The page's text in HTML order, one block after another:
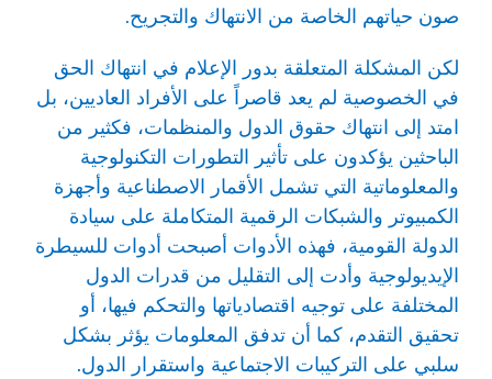
صون حياتهم الخاصة من الانتهاك والتجريح.
لكن المشكلة المتعلقة بدور الإعلام في انتهاك الحق
في الخصوصية لم يعد قاصراً على الأفراد العاديين، بل
امتد إلى انتهاك حقوق الدول والمنظمات، فكثير من
الباحثين يؤكدون على تأثير التطورات التكنولوجية
والمعلوماتية التي تشمل الأقمار الاصطناعية وأجهزة
الكمبيوتر والشبكات الرقمية المتكاملة على سيادة
الدولة القومية، فهذه الأدوات أصبحت أدوات للسيطرة
الإيديولوجية وأدت إلى التقليل من قدرات الدول
المختلفة على توجيه اقتصادياتها والتحكم فيها، أو
تحقيق التقدم، كما أن تدفق المعلومات يؤثر بشكل
سلبي على التركيبات الاجتماعية واستقرار الدول.